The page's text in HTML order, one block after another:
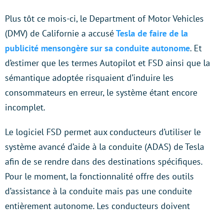
Plus tôt ce mois-ci, le Department of Motor Vehicles
(DMV) de Californie a accuséTesla de faire de la
publicité mensongère sur sa conduite autonome. Et
d’estimer que les termes Autopilot et FSD ainsi que la
sémantique adoptée risquaient d’induire les
consommateurs en erreur, le système étant encore
incomplet.
Le logiciel FSD permet aux conducteurs d’utiliser le
système avancé d’aide à la conduite (ADAS) de Tesla
afin de se rendre dans des destinations spécifiques.
Pour le moment, la fonctionnalité offre des outils
d’assistance à la conduite mais pas une conduite
entièrement autonome. Les conducteurs doivent